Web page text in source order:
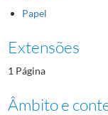
Papel
Extensões
1 Página
Âmbito e